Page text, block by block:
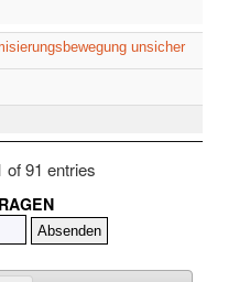
unsicher
of 91 entries